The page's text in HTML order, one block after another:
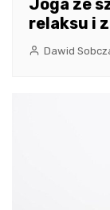
relaksu i
Dawid